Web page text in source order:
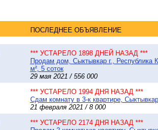
ПОСЛЕДНЕЕ ОБЪЯВЛЕНИЕ
*** УСТАРЕЛО 1898 ДНЕЙ НАЗАД ***
Продам дом, Сыктывкар г., Республика
м², 5 соток
29 мая 2021 / 556 000
*** УСТАРЕЛО 1994 ДНЯ НАЗАД ***
Сдам комнату в 3-к квартире,
21 февраля 2021 / 8 000
*** УСТАРЕЛО 2174 ДНЯ НАЗАД ***